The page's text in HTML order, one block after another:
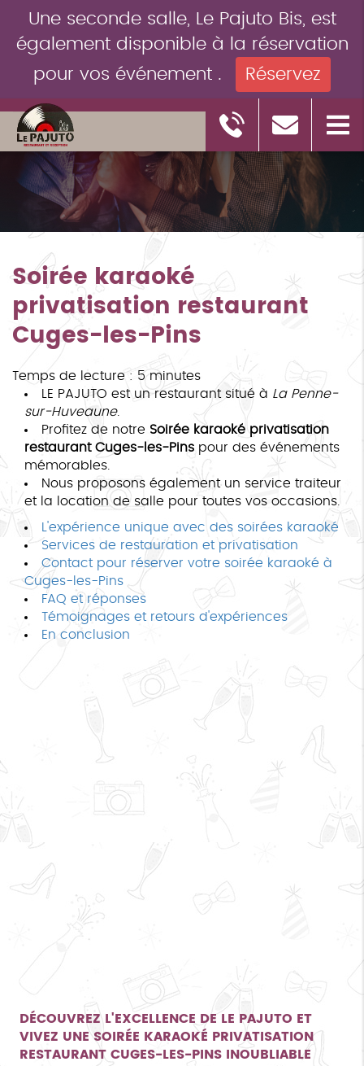
Une seconde salle, Le Pajuto Bis, est
également disponible à la réservation
pour vos événement .
Réservez
Soirée karaoké
privatisation restaurant
Cuges-les-Pins
Temps de lecture : 5 minutes
LE PAJUTO est un restaurant situé à La Penne-
sur-Huveaune.
Profitez de notre Soirée karaoké privatisation
restaurant Cuges-les-Pins pour des événements
mémorables.
Nous proposons également un service traiteur
et la location de salle pour toutes vos occasions.
L'expérience unique avec des soirées karaoké
Services de restauration et privatisation
Contact pour réserver votre soirée karaoké à
Cuges-les-Pins
FAQ et réponses
Témoignages et retours d'expériences
En conclusion
DÉCOUVREZ L'EXCELLENCE DE LE PAJUTO ET
VIVEZ UNESOIRÉE KARAOKÉ PRIVATISATION
RESTAURANT CUGES-LES-PINSINOUBLIABLE